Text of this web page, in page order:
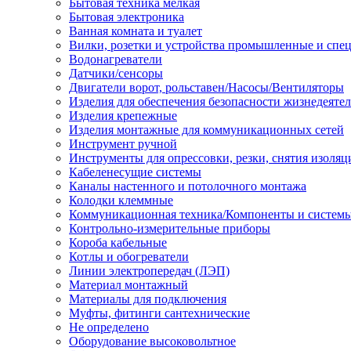
Бытовая техника мелкая
Бытовая электроника
Ванная комната и туалет
Вилки, розетки и устройства промышленные и
Водонагреватели
Датчики/сенсоры
Двигатели ворот, рольставен/Насосы/Вентиляторы
Изделия для обеспечения безопасности
Изделия крепежные
Изделия монтажные для коммуникационных сетей
Инструмент ручной
Инструменты для опрессовки, резки, снятия
Кабеленесущие системы
Каналы настенного и потолочного монтажа
Колодки клеммные
Коммуникационная техника/Компоненты и
Контрольно-измерительные приборы
Короба кабельные
Котлы и обогреватели
Линии электропередач (ЛЭП)
Материал монтажный
Материалы для подключения
Муфты, фитинги сантехнические
Не определено
Оборудование высоковольтное